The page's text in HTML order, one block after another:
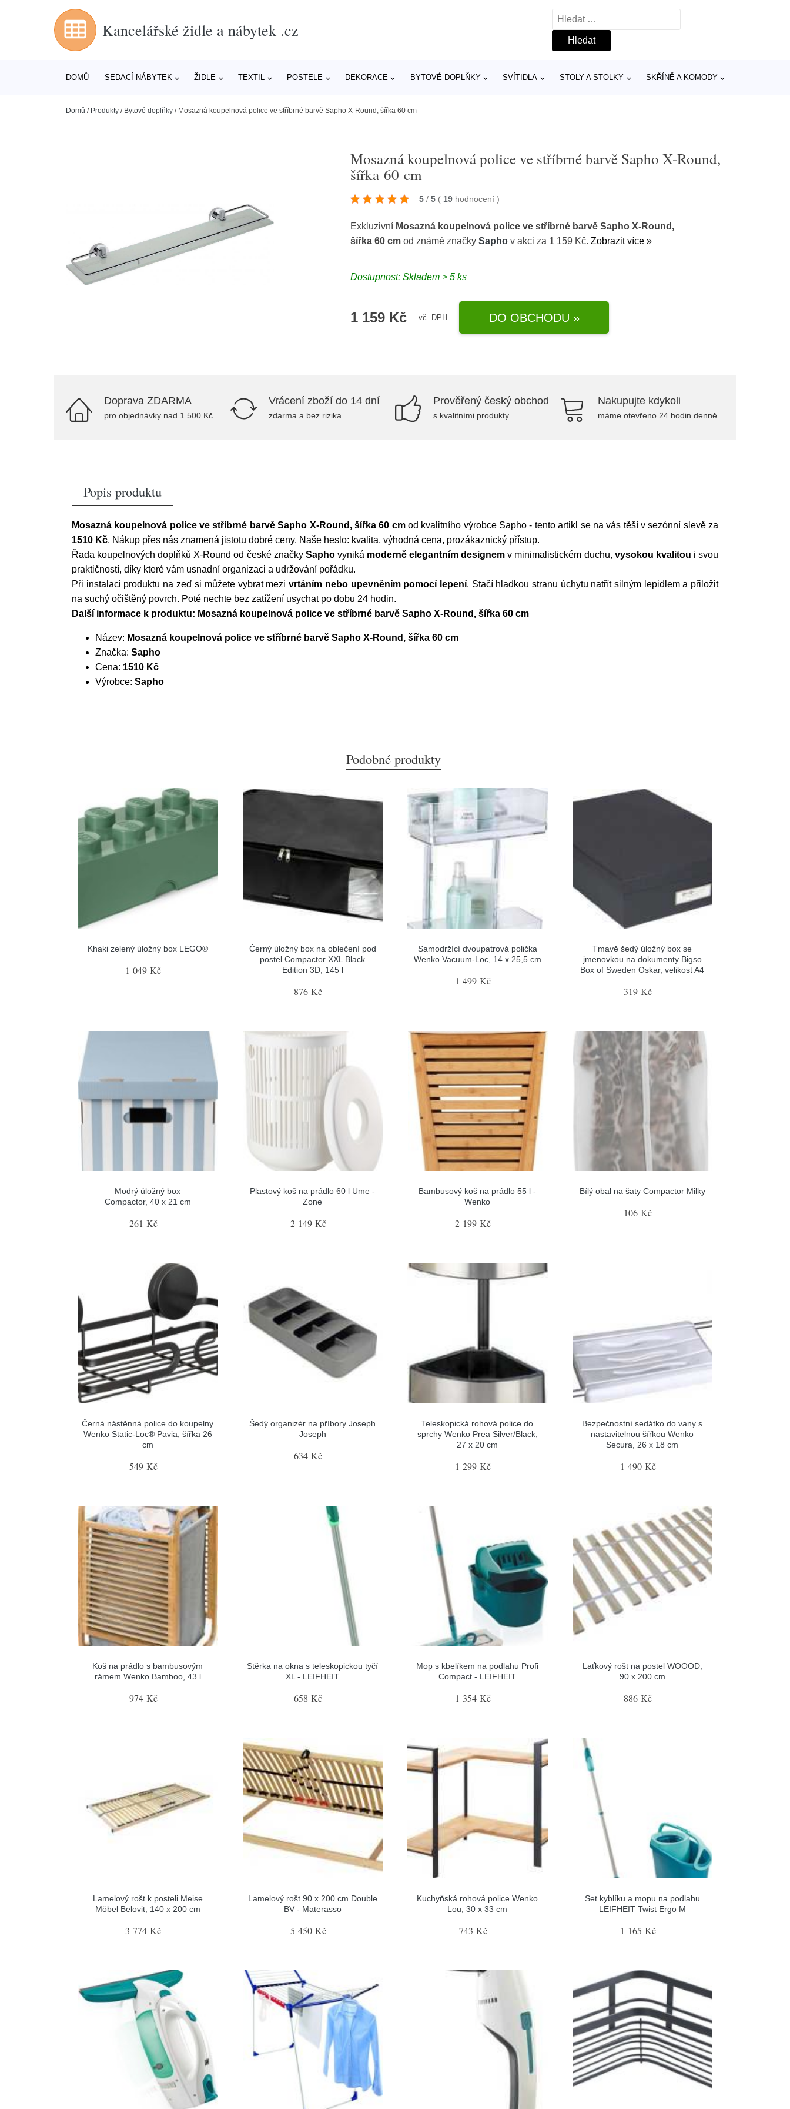
Kancelářské židle a nábytek .cz
Vyhledávání
DOMŮ SEDACÍ NÁBYTEK ŽIDLE TEXTIL POSTELE DEKORACE BYTOVÉ DOPLŇKY SVÍTIDLA STOLY A STOLKY SKŘÍNĚ A KOMODY
Domů / Produkty / Bytové doplňky / Mosazná koupelnová police ve stříbrné barvě Sapho X-Round, šířka 60 cm
Mosazná koupelnová police ve stříbrné barvě Sapho X-Round,
šířka 60 cm
5 / 5 ( 19 hodnocení)
Exkluzivní Mosazná koupelnová police ve stříbrné barvě Sapho X-Round,
šířka 60 cm od známé značkySapho v akci za 1 159 Kč.Zobrazit více »
Dostupnost: Skladem > 5 ks
1 159 Kč vč. DPH DO OBCHODU »
Doprava ZDARMA
pro objednávky nad 1.500 Kč
Vrácení zboží do 14 dní
zdarma a bez rizika
Prověřený český obchod
s kvalitními produkty
Nakupujte kdykoli
máme otevřeno 24 hodin denně
Popis produktu
Mosazná koupelnová police ve stříbrné barvě Sapho X-Round, šířka 60 cmod kvalitního výrobce Sapho - tento artikl se na vás těší v sezónní slevě za
1510 Kč. Nákup přes nás znamená jistotu dobré ceny. Naše heslo: kvalita, výhodná cena, prozákaznický přístup.
Řada koupelnových doplňků X-Round od české značky Saphovyniká moderně elegantním designem v minimalistickém duchu, vysokou kvalitou i svou
praktičností, díky které vám usnadní organizaci a udržování pořádku.
Při instalaci produktu na zeď si můžete vybrat mezivrtáním nebo upevněním pomocí lepení. Stačí hladkou stranu úchytu natřít silným lepidlem a přiložit
na suchý očištěný povrch. Poté nechte bez zatížení usychat po dobu 24 hodin.
Další informace k produktu: Mosazná koupelnová police ve stříbrné barvě Sapho X-Round, šířka 60 cm
Název: Mosazná koupelnová police ve stříbrné barvě Sapho X-Round, šířka 60 cm
Značka: Sapho
Cena: 1510 Kč
Výrobce: Sapho
Podobné produkty
Khaki zelený úložný box LEGO®
1 049 Kč
Černý úložný box na oblečení pod
postel Compactor XXL Black
Edition 3D, 145 l
876 Kč
Samodržící dvoupatrová polička
Wenko Vacuum-Loc, 14 x 25,5 cm
1 499 Kč
Tmavě šedý úložný box se
jmenovkou na dokumenty Bigso
Box of Sweden Oskar, velikost A4
319 Kč
Modrý úložný box
Compactor, 40 x 21 cm
261 Kč
Plastový koš na prádlo 60 l Ume -
Zone
2 149 Kč
Bambusový koš na prádlo 55 l -
Wenko
2 199 Kč
Bílý obal na šaty Compactor Milky
106 Kč
Černá nástěnná police do koupelny
Wenko Static-Loc® Pavia, šířka 26
cm
549 Kč
Šedý organizér na příbory Joseph
Joseph
634 Kč
Teleskopická rohová police do
sprchy Wenko Prea Silver/Black,
27 x 20 cm
1 299 Kč
Bezpečnostní sedátko do vany s
nastavitelnou šířkou Wenko
Secura, 26 x 18 cm
1 490 Kč
Koš na prádlo s bambusovým
rámem Wenko Bamboo, 43 l
974 Kč
Stěrka na okna s teleskopickou tyčí
XL - LEIFHEIT
658 Kč
Mop s kbelíkem na podlahu Profi
Compact - LEIFHEIT
1 354 Kč
Laťkový rošt na postel WOOOD,
90 x 200 cm
886 Kč
Lamelový rošt k posteli Meise
Möbel Belovit, 140 x 200 cm
3 774 Kč
Lamelový rošt 90 x 200 cm Double
BV - Materasso
5 450 Kč
Kuchyňská rohová police Wenko
Lou, 30 x 33 cm
743 Kč
Set kyblíku a mopu na podlahu
LEIFHEIT Twist Ergo M
1 165 Kč